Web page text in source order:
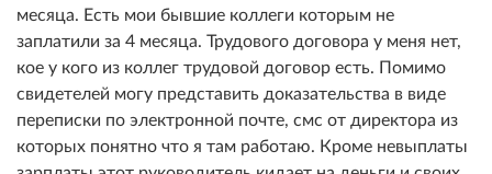
месяца. Есть мои бывшие коллеги которым не
заплатили за 4 месяца. Трудового договора у меня нет,
кое у кого из коллег трудовой договор есть. Помимо
свидетелей могу представить доказательства в виде
переписки по электронной почте, смс от директора из
которых понятно что я там работаю. Кроме невыплаты